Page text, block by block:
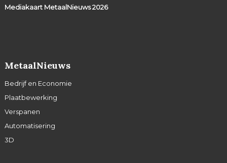
Mediakaart MetaalNieuws2026
MetaalNieuws
Bedrijf en Economie
Plaatbewerking
Verspanen
Automatisering
3D